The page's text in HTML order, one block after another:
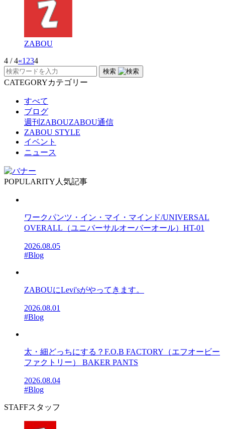
ZABOU
4 / 4«1 234
検索
CATEGORYカテゴリー
すべて
ブログ
週刊ZABOUZABOU通信
ZABOU STYLE
イベント
ニュース
POPULARITY 人気記事
ワークパンツ・イン・マイ・マインド/UNIVERSAL
OVERALL（ユニバーサルオーバーオール）HT-01
2026.08.05
#Blog
ZABOUにLevi'sがやってきます。
2026.08.01
#Blog
太・細どっちにする？F.O.B FACTORY（エフオービー
ファクトリー） BAKER PANTS
2026.08.04
#Blog
STAFFスタッフ